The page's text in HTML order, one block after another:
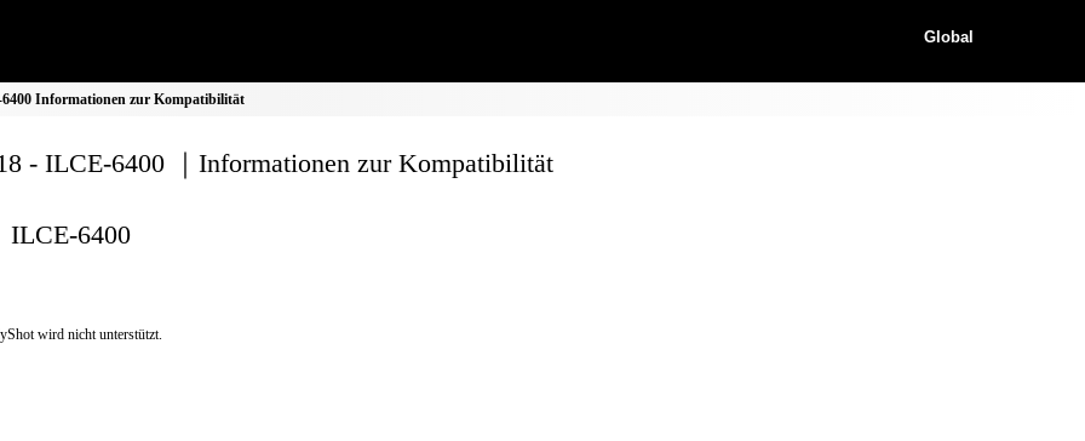
Global
Informationen zur Kompatibilität
- ILCE-6400 ｜Informationen zur Kompatibilität
ILCE-6400
wird nicht unterstützt.